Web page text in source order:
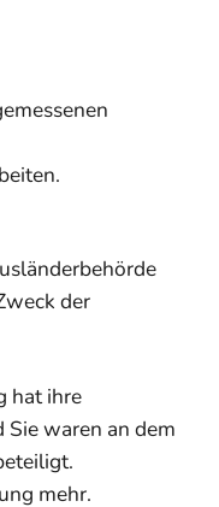
der
hat ihre
waren an dem
mehr.